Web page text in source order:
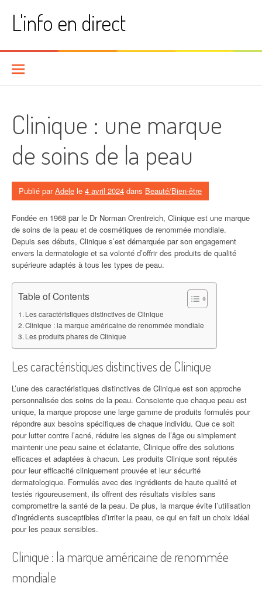
contenuL'info en direct
Clinique : une marque
de soins de la peau
Publié parAdele le 4 avril 2024 dans Beauté/Bien-être
Fondée en 1968 par le Dr Norman Orentreich, Clinique est une marque
de soins de la peau et de cosmétiques de renommée mondiale.
Depuis ses débuts, Clinique s’est démarquée par son engagement
envers la dermatologie et sa volonté d’offrir des produits de qualité
supérieure adaptés à tous les types de peau.
Table of Contents
Les caractéristiques distinctives de Clinique
Clinique : la marque américaine de renommée mondiale
Les produits phares de Clinique
Les caractéristiques distinctives de Clinique
L’une des caractéristiques distinctives de Clinique est son approche
personnalisée des soins de la peau. Consciente que chaque peau est
unique, la marque propose une large gamme de produits formulés pour
répondre aux besoins spécifiques de chaque individu. Que ce soit
pour lutter contre l’acné, réduire les signes de l’âge ou simplement
maintenir une peau saine et éclatante, Clinique offre des solutions
efficaces et adaptées à chacun. Les produits Clinique sont réputés
pour leur efficacité cliniquement prouvée et leur sécurité
dermatologique. Formulés avec des ingrédients de haute qualité et
testés rigoureusement, ils offrent des résultats visibles sans
compromettre la santé de la peau. De plus, la marque évite l’utilisation
d’ingrédients susceptibles d’irriter la peau, ce qui en fait un choix idéal
pour les peaux sensibles.
Clinique : la marque américaine de renommée
mondiale